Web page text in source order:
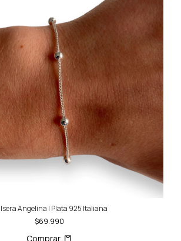
Angelina | Plata 925 Italiana
$69.990